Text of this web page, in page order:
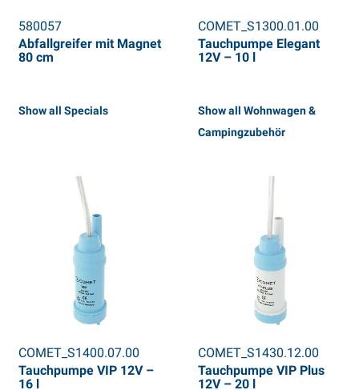
580057
Abfallgreifer mit Magnet
80 cm
Show all Specials
COMET_S1300.01.00
Tauchpumpe Elegant
12V – 10 l
Show all Wohnwagen &
Campingzubehör
COMET_S1400.07.00
Tauchpumpe VIP 12V –
16 l
COMET_S1430.12.00
Tauchpumpe VIP Plus
12V – 20 l